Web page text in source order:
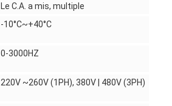
Le C.A. a mis, multiple
-10°C~+40°C
0-3000HZ
220V ~260V (1PH), 380V | 480V (3PH)